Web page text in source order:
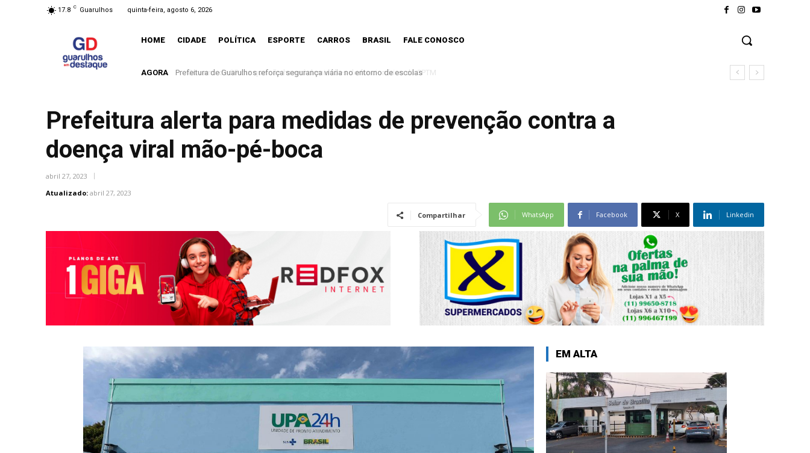
17.8 C Guarulhos quinta-feira, agosto 6, 2026
HOME CIDADE POLÍTICA ESPORTE CARROS BRASIL FALE CONOSCO
AGORA Governo de SP diz que não haverá demissões de funcionários da CPTM
Prefeitura alerta para medidas de prevenção contra a
doença viral mão-pé-boca
abril 27, 2023
Atualizado: abril 27, 2023
Compartilhar WhatsApp Facebook X Linkedin
EM ALTA